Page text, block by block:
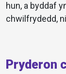
hun, a byddaf
chwilfrydedd,
Pryderon